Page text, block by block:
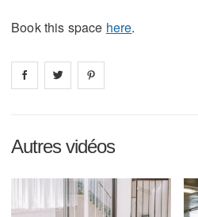
Book this space here.
Share on facebook
Share on
Autres vidéos